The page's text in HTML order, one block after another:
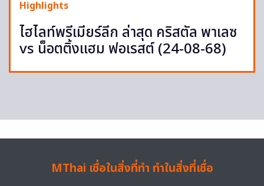
Highlights
ไฮไลท์พรีเมียร์ลีก ล่าสุด คริสตัล พาเลซ
vs น็อตติ้งแฮม ฟอเรสต์ (24-08-68)
MThai เชื่อในสิ่งที่ทำ ทำในสิ่งที่เชื่อ